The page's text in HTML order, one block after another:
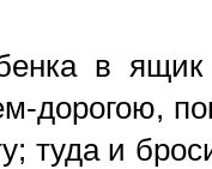
в
дорогою,
туда и